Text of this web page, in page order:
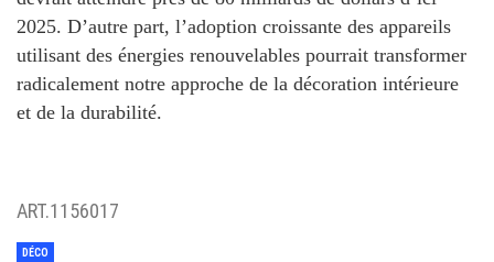
2025. D’autre part, l’adoption croissante des appareils
utilisant des énergies renouvelables pourrait transformer
radicalement notre approche de la décoration intérieure
et de la durabilité.
ART.1156017
DÉCO